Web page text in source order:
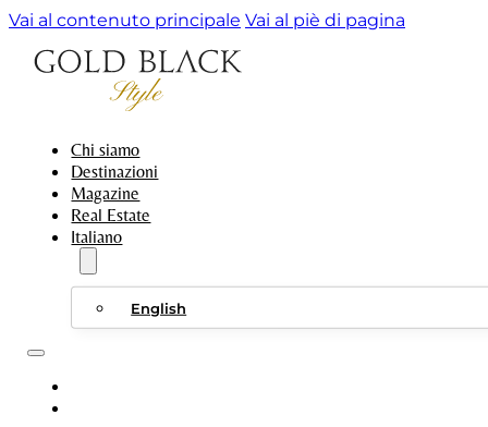
Vai al contenuto principale Vai al piè di pagina
Chi siamo
Destinazioni
Magazine
Real Estate
Italiano
English